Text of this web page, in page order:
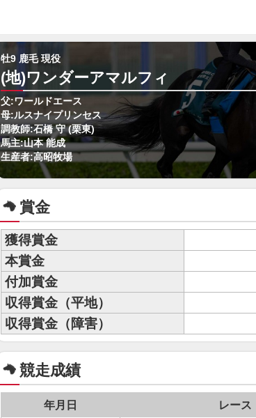
牡9 鹿毛 現役
(地)ワンダーアマルフィ
父:ワールドエース
母:ルスナイプリンセス
調教師:石橋 守 (栗東)
馬主:山本 能成
生産者:高昭牧場
賞金
獲得賞金
本賞金
付加賞金
収得賞金（平地）
収得賞金（障害）
競走成績
年月日 レース